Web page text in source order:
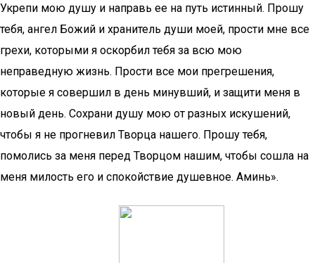
Укрепи мою душу и направь ее на путь истинный. Прошу
тебя, ангел Божий и хранитель души моей, прости мне все
грехи, которыми я оскорбил тебя за всю мою
неправедную жизнь. Прости все мои прегрешения,
которые я совершил в день минувший, и защити меня в
новый день. Сохрани душу мою от разных искушений,
чтобы я не прогневил Творца нашего. Прошу тебя,
помолись за меня перед Творцом нашим, чтобы сошла на
меня милость его и спокойствие душевное. Аминь».